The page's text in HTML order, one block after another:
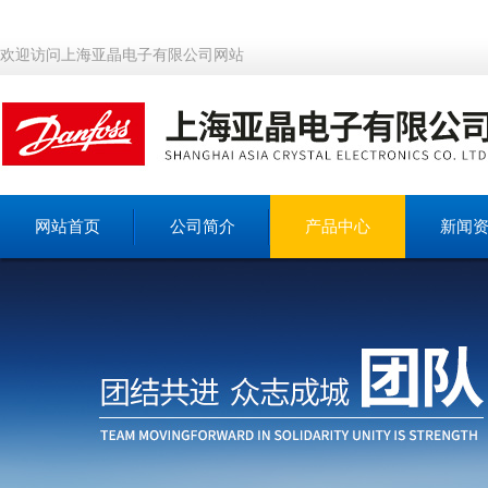
欢迎访问上海亚晶电子有限公司网站
网站首页 公司简介 产品中心 新闻